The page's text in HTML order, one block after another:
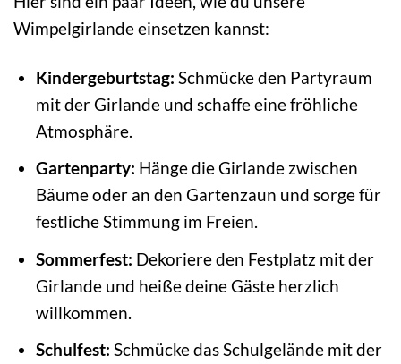
Wimpelgirlande einsetzen kannst:
Kindergeburtstag: Schmücke den Partyraum
mit der Girlande und schaffe eine fröhliche
Atmosphäre.
Gartenparty: Hänge die Girlande zwischen
Bäume oder an den Gartenzaun und sorge für
festliche Stimmung im Freien.
Sommerfest: Dekoriere den Festplatz mit der
Girlande und heiße deine Gäste herzlich
willkommen.
Schulfest: Schmücke das Schulgelände mit der